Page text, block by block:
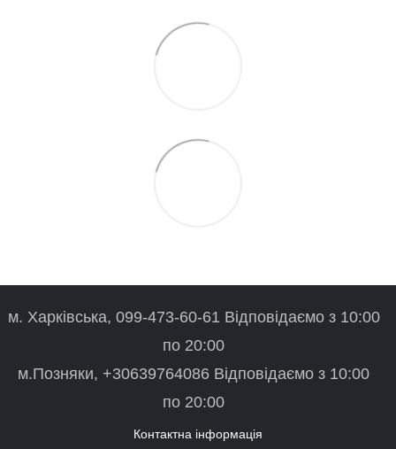
м. Харківська, 099-473-60-61 Відповідаємо з 10:00
по 20:00
м.Позняки, +30639764086 Відповідаємо з 10:00
по 20:00
Контактна інформація